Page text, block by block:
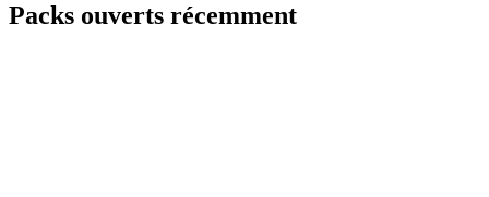
Packs ouverts récemment